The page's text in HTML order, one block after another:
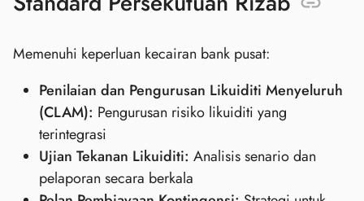
Memenuhi keperluan kecairan bank pusat:
Penilaian dan Pengurusan Likuiditi Menyeluruh
(CLAM): Pengurusan risiko likuiditi yang
terintegrasi
Ujian Tekanan Likuiditi: Analisis senario dan
pelaporan secara berkala